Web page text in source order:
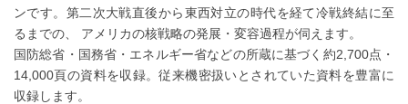
ンです。第二次大戦直後から東西対立の時代を経て冷戦終結に至
るまでの、 アメリカの核戦略の発展・変容過程が伺えます。
国防総省・国務省・エネルギー省などの所蔵に基づく約2,700点・
14,000頁の資料を収録。従来機密扱いとされていた資料を豊富に
収録します。